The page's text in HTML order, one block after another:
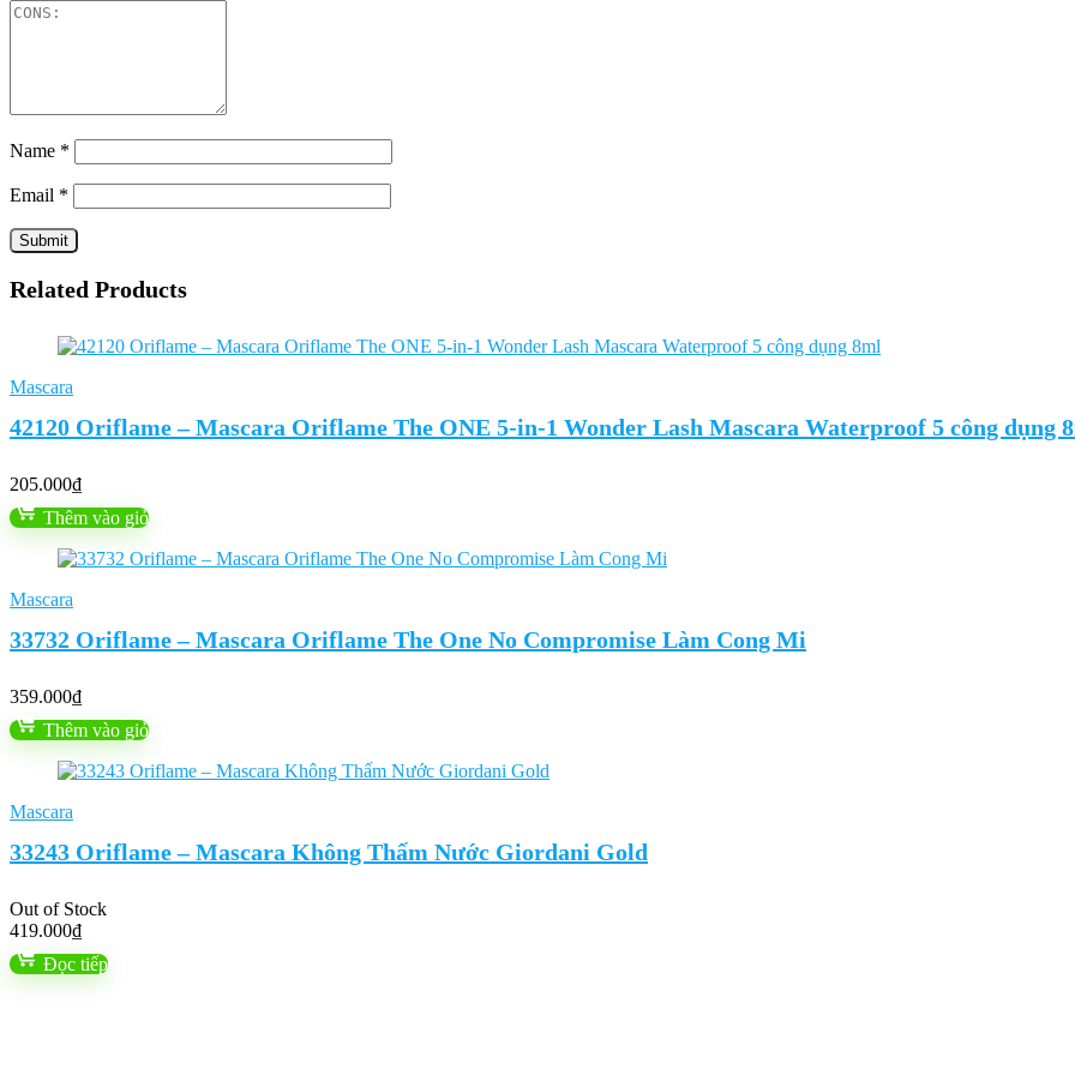
Name *
Email *
Related Products
Mascara
42120 Oriflame – Mascara Oriflame The ONE 5-in-1 Wonder Lash Mascara Waterproof 5 công dụng
205.000₫
Thêm vào giỏ
Mascara
33732 Oriflame – Mascara Oriflame The One No Compromise Làm Cong Mi
359.000₫
Thêm vào giỏ
Mascara
33243 Oriflame – Mascara Không Thấm Nước Giordani Gold
Out of Stock
419.000₫
Đọc tiếp